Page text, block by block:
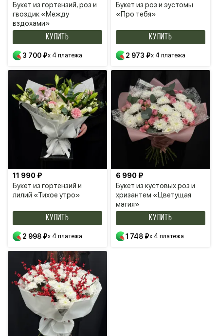
Букет из гортензий, роз и
гвоздик «Между
вздохами»
КУПИТЬ
3 700 ₽x 4 платежа
Букет из роз и эустомы
«Про тебя»
КУПИТЬ
2 973 ₽x 4 платежа
Букет из гортензий и
лилий «Тихое утро»
11 990 ₽
КУПИТЬ
2 998 ₽x 4 платежа
Букет из кустовых роз и
хризантем «Цветущая
магия»
6 990 ₽
КУПИТЬ
1 748 ₽x 4 платежа